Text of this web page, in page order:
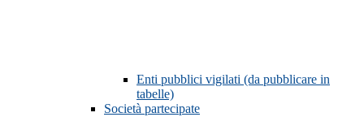
Enti pubblici vigilati (da pubblicare in
tabelle)
Società partecipate